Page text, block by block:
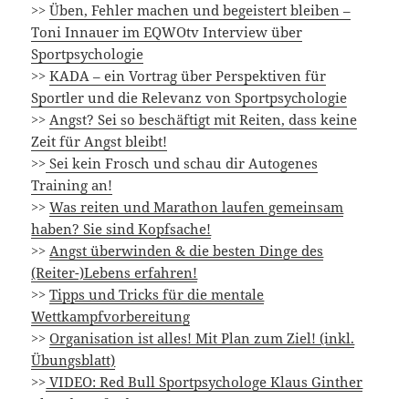
>>Üben, Fehler machen und begeistert bleiben –
Toni Innauer im EQWOtv Interview über
Sportpsychologie
>>KADA – ein Vortrag über Perspektiven für
Sportler und die Relevanz von Sportpsychologie
>>Angst? Sei so beschäftigt mit Reiten, dass keine
Zeit für Angst bleibt!
>> Sei kein Frosch und schau dir Autogenes
Training an!
>>Was reiten und Marathon laufen gemeinsam
haben? Sie sind Kopfsache!
>>Angst überwinden & die besten Dinge des
(Reiter-)Lebens erfahren!
>>Tipps und Tricks für die mentale
Wettkampfvorbereitung
>>Organisation ist alles! Mit Plan zum Ziel! (inkl.
Übungsblatt)
>> VIDEO: Red Bull Sportpsychologe Klaus Ginther